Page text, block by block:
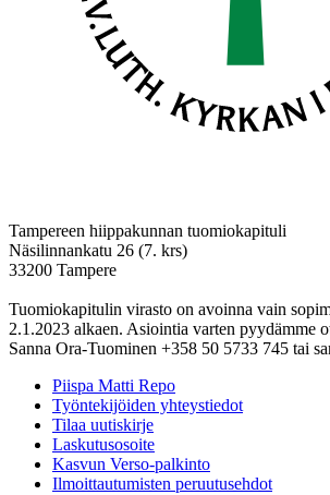
Tampereen hiippakunnan tuomiokapituli
Näsilinnankatu 26 (7. krs)
33200 Tampere
Tuomiokapitulin virasto on avoinna vain
2.1.2023 alkaen. Asiointia varten pyydämme
Sanna Ora-Tuominen +358 50 5733 745 tai
Piispa Matti Repo
Työntekijöiden yhteystiedot
Tilaa uutiskirje
Laskutusosoite
Kasvun Verso-palkinto
Ilmoittautumisten peruutusehdot